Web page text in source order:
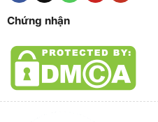
Chứng nhận